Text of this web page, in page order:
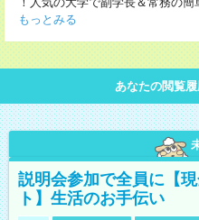
もっとみる
あなたの閲覧
説明会参加で全員に【
ト】生活のお手伝い